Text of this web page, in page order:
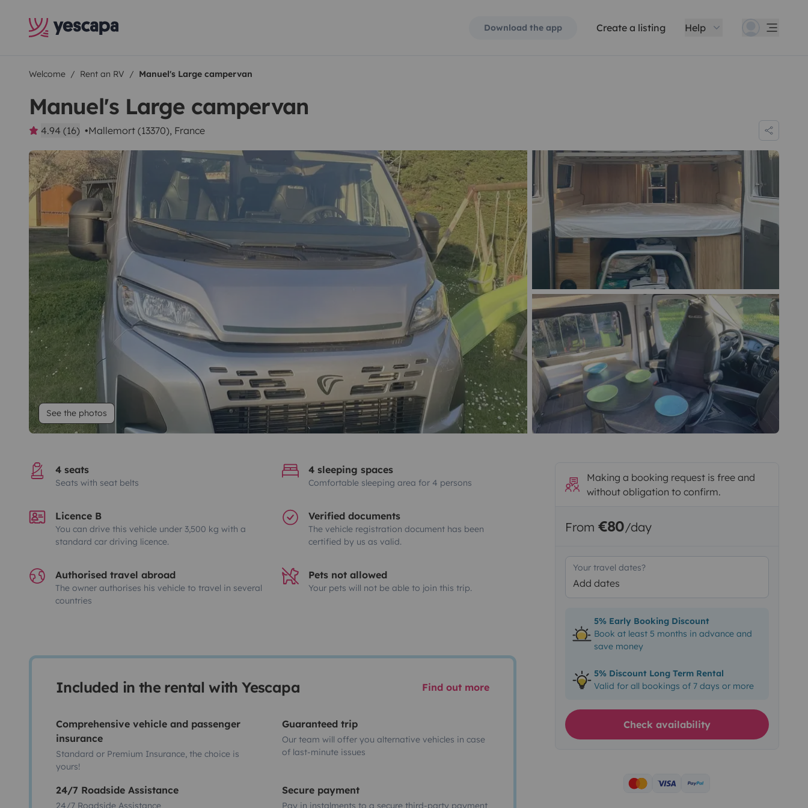
Download the app Create a listing Help
Welcome Rent an RV Manuel's Large campervan
Manuel's Large campervan
4.94 (16) Mallemort (13370), France
See the photos
4 seats
Seats with seat belts
4 sleeping spaces
Comfortable sleeping area for 4 persons
Licence B
You can drive this vehicle under 3,500 kg with a
standard car driving licence.
Verified documents
The vehicle registration document has been
certified by us as valid.
Authorised travel abroad
The owner authorises his vehicle to travel in several
countries
Pets not allowed
Your pets will not be able to join this trip.
Included in the rental with Yescapa Find out more
Comprehensive vehicle and passenger
insurance
Standard or Premium Insurance, the choice is
yours!
Guaranteed trip
Our team will offer you alternative vehicles in case
of last-minute issues
24/7 Roadside Assistance
24/7 Roadside Assistance
Secure payment
Pay in instalments to a secure third-party payment
Making a booking request is free and
without obligation to confirm.
From €80/day
Your travel dates?
Add dates
5% Early Booking Discount
Book at least 5 months in advance and
save money
5% Discount Long Term Rental
Valid for all bookings of 7 days or more
Check availability